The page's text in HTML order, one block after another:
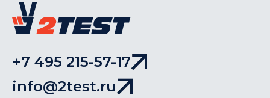
+7 495 215-57-17
info@2test.ru